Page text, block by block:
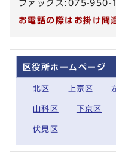
ファックス:075-950-
お電話の際はお掛け間
区役所ホームページ
北区 上京区
山科区 下京区
伏見区